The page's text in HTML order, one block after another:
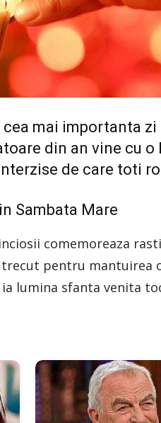
cea mai importanta
din an vine cu
de care toti
Sambata Mare
comemoreaza
pentru mantuirea
lumina sfanta venita